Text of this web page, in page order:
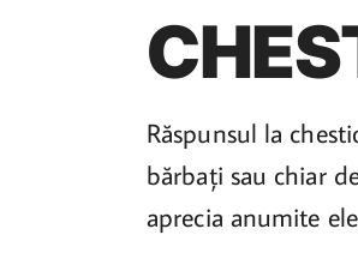
Răspunsul la
bărbați sau chiar
aprecia anumite